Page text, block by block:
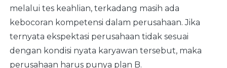
melalui tes keahlian, terkadang masih ada
kebocoran kompetensi dalam perusahaan. Jika
ternyata ekspektasi perusahaan tidak sesuai
dengan kondisi nyata karyawan tersebut, maka
perusahaan harus punya plan B.